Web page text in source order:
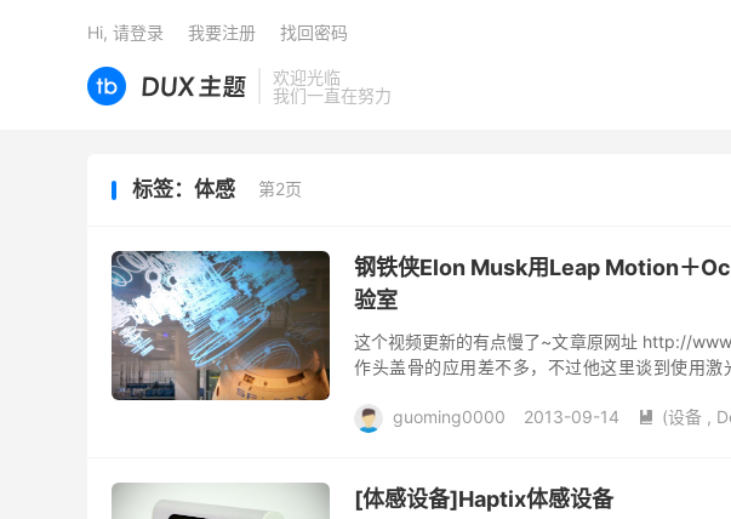
欢迎光临
我们一直在努力
Hi, 请登录 我要注册 找回密码
标签：体感 第2页
钢铁侠Elon Musk用Leap Motion＋
验室
这个视频更新的有点慢了~文章原网址 http://
作头盖骨的应用差不多，不过他这里谈到使用
guoming0000 2013-09-14  (设备 ,
[体感设备]Haptix体感设备